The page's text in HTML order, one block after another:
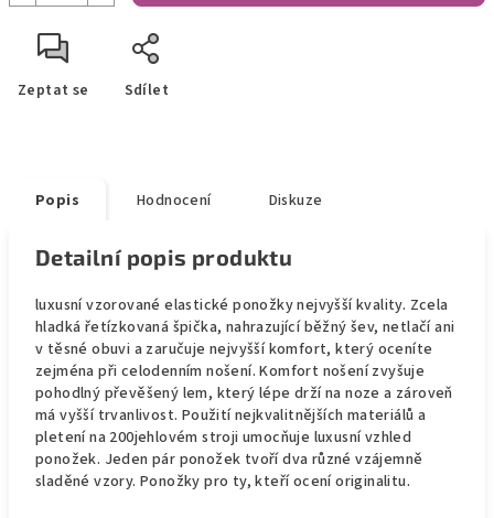
Zeptat se Sdílet
Popis Hodnocení Diskuze
Detailní popis produktu
luxusní vzorované elastické ponožky nejvyšší kvality. Zcela
hladká řetízkovaná špička, nahrazující běžný šev, netlačí ani
v těsné obuvi a zaručuje nejvyšší komfort, který oceníte
zejména při celodenním nošení. Komfort nošení zvyšuje
pohodlný převěšený lem, který lépe drží na noze a zároveň
má vyšší trvanlivost. Použití nejkvalitnějších materiálů a
pletení na 200jehlovém stroji umocňuje luxusní vzhled
ponožek. Jeden pár ponožek tvoří dva různé vzájemně
sladěné vzory. Ponožky pro ty, kteří ocení originalitu.